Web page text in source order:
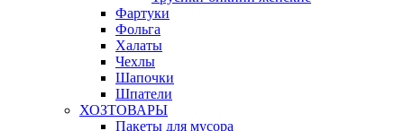
Фартуки
Фольга
Халаты
Чехлы
Шапочки
Шпатели
ХОЗТОВАРЫ
Пакеты для мусора